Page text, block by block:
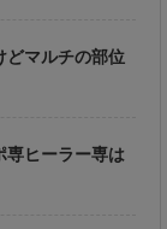
どマルチの部位
専ヒーラー専は